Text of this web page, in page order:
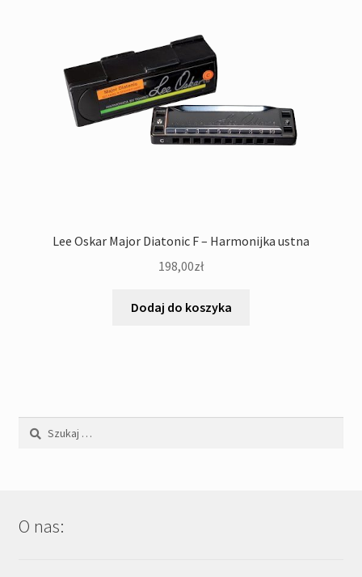
Lee Oskar Major Diatonic F – Harmonijka ustna
198,00zł
Dodaj do koszyka
Szukaj:
O nas: